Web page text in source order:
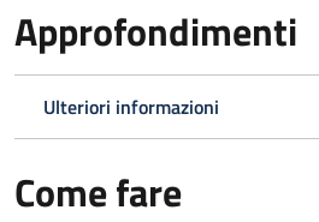
Approfondimenti
Ulteriori informazioni
Come fare